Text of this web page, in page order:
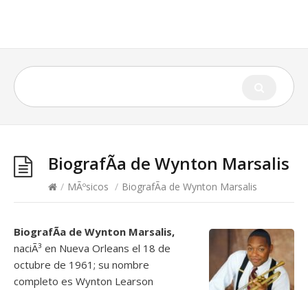
BiografÃ­a de Wynton Marsalis
/ MÃºsicos / BiografÃ­a de Wynton Marsalis
BiografÃ­a de Wynton Marsalis,
naciÃ³ en Nueva Orleans el 18 de
octubre de 1961; su nombre
completo es Wynton Learson